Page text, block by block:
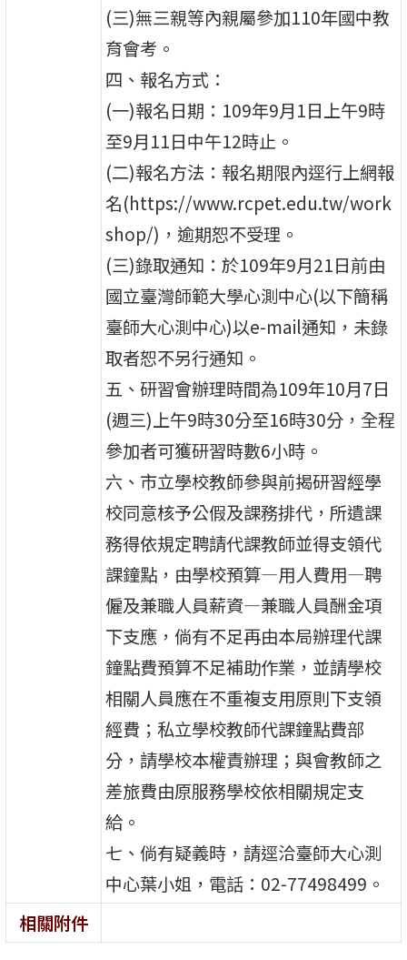
(三)無三親等內親屬參加110年國中教
育會考。
四、報名方式：
(一)報名日期：109年9月1日上午9時
至9月11日中午12時止。
(二)報名方法：報名期限內逕行上網報
名(https://www.rcpet.edu.tw/work
shop/)，逾期恕不受理。
(三)錄取通知：於109年9月21日前由
國立臺灣師範大學心測中心(以下簡稱
臺師大心測中心)以e-mail通知，未錄
取者恕不另行通知。
五、研習會辦理時間為109年10月7日
(週三)上午9時30分至16時30分，全程
參加者可獲研習時數6小時。
六、市立學校教師參與前揭研習經學
校同意核予公假及課務排代，所遺課
務得依規定聘請代課教師並得支領代
課鐘點，由學校預算—用人費用—聘
僱及兼職人員薪資—兼職人員酬金項
下支應，倘有不足再由本局辦理代課
鐘點費預算不足補助作業，並請學校
相關人員應在不重複支用原則下支領
經費；私立學校教師代課鐘點費部
分，請學校本權責辦理；與會教師之
差旅費由原服務學校依相關規定支
給。
七、倘有疑義時，請逕洽臺師大心測
中心葉小姐，電話：02-77498499。
相關附件